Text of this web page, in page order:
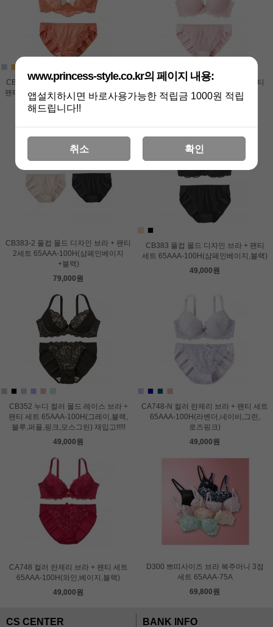
CB575 배색디자인 몰드 레이스 브라 +
팬티 세트 65AAA-100H(펄블루,오렌지,
브라운)
CB383 풀컵 몰드 디자인 브라 + 팬티
세트 65AAA-100H(핑크)
CB383-2 풀컵 몰드 디자인 브라 + 팬티
2세트 65AAA-100H(샴페인베이지
+블랙)
79,000원
CB383 풀컵 몰드 디자인 브라 + 팬티
세트 65AAA-100H(샴페인베이지,블랙)
49,000원
CB352 누디 컬러 몰드 레이스 브라 +
팬티 세트 65AAA-100H(그레이,블랙,
블루,퍼플,핑크,모스그린) 재입고!!!!!
49,000원
CA748-N 컬러 란제리 브라 + 팬티 세트
65AAA-100H(라벤더,네이비,그린,
로즈핑크)
49,000원
CA748 컬러 란제리 브라 + 팬티 세트
65AAA-100H(와인,베이지,블랙)
49,000원
D300 쁘띠사이즈 브라 복주머니 3점
세트 65AAA-75A
69,800원
CS CENTER BANK INFO
www.princess-style.co.kr의 페이지 내용:
앱설치하시면 바로사용가능한 적립금 1000원 적립
해드립니다!!
취소 확인